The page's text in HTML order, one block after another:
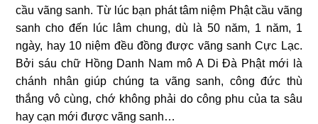
cầu vãng sanh. Từ lúc bạn phát tâm niệm Phật cầu vãng
sanh cho đến lúc lâm chung, dù là 50 năm, 1 năm, 1
ngày, hay 10 niệm đều đồng được vãng sanh Cực Lạc.
Bởi sáu chữ Hồng Danh Nam mô A Di Đà Phật mới là
chánh nhân giúp chúng ta vãng sanh, công đức thù
thắng vô cùng, chớ không phải do công phu của ta sâu
hay cạn mới được vãng sanh…